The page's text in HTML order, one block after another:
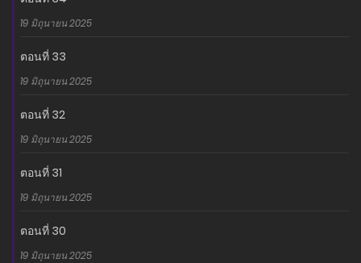
19 มิถุนายน 2025
ตอนที่ 33
19 มิถุนายน 2025
ตอนที่ 32
19 มิถุนายน 2025
ตอนที่ 31
19 มิถุนายน 2025
ตอนที่ 30
19 มิถุนายน 2025